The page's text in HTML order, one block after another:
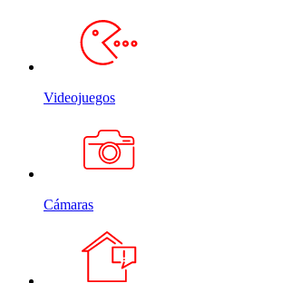
Videojuegos
Cámaras